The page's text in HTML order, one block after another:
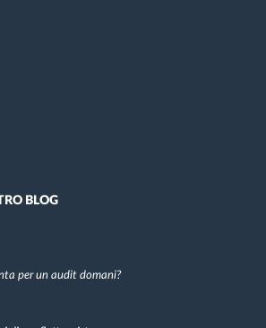
BLOG
per un audit domani?